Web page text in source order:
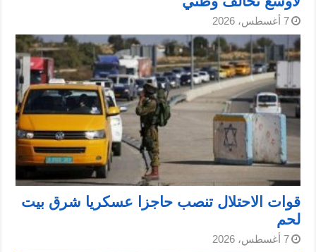
7 أغسطس، 2026
قوات الاحتلال تنصب حاجزا عسكريا شرق بيت
لحم
7 أغسطس، 2026